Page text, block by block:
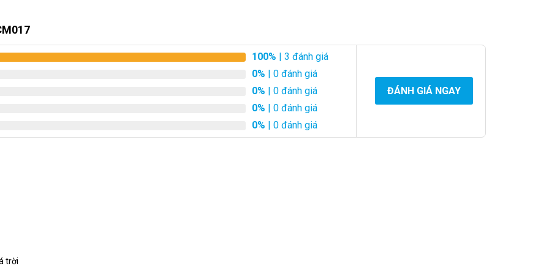
Tầng trên được trang trí bởi những bông hoa hồng đỏ đầy quyến rũ, trong khi tầng dưới được kết hợp bởi hoa mõm sói và
những loài hoa này tạo nên một sự hài hòa màu sắc và thể hiện sự tinh tế trong thiết kế.
gửi đi lời chúc: “Chúc mừng sự thành công và thịnh vượng trong mọi nỗ lực.” Đây là một lời chúc tươi sáng và đầy ý
100% | 3 đánh giá
0% | 0 đánh giá
0% | 0 đánh giá
0% | 0 đánh giá
0% | 0 đánh giá
ĐÁNH GIÁ NGAY
trời